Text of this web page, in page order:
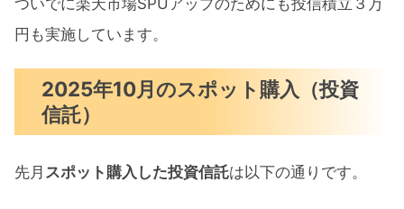
ついでに楽天市場SPUアップのためにも投信積立３万
円も実施しています。
2025年10月のスポット購入（投資
信託）
先月 スポット購入した投資信託は以下の通りです。